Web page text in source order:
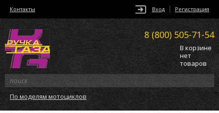
Вход Регистрация
Контакты
8 (800) 505-71-54
В корзине
нет
товаров
По моделям мотоциклов